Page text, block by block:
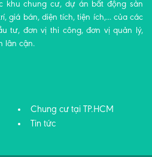
khu chung cư, dự án bất động sản
giá bán, diện tích, tiện ích,... của các
tư, đơn vị thi công, đơn vị quản lý,
lân cận.
Chung cư tại TP.HCM
Tin tức